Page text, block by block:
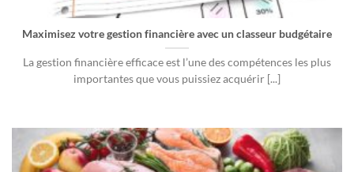
Maximisez votre gestion financière avec un classeur budgétaire
La gestion financière efficace est l’une des compétences les plus
importantes que vous puissiez acquérir [...]